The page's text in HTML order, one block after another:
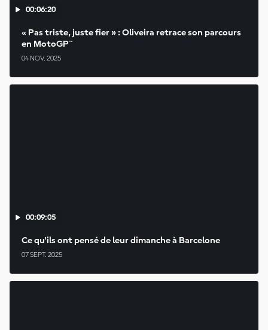
00:06:20
« Pas triste, juste fier » : Oliveira retrace son parcours
en MotoGP™
04 NOV. 2025
00:09:05
Ce qu'ils ont pensé de leur dimanche à Barcelone
07 SEPT. 2025